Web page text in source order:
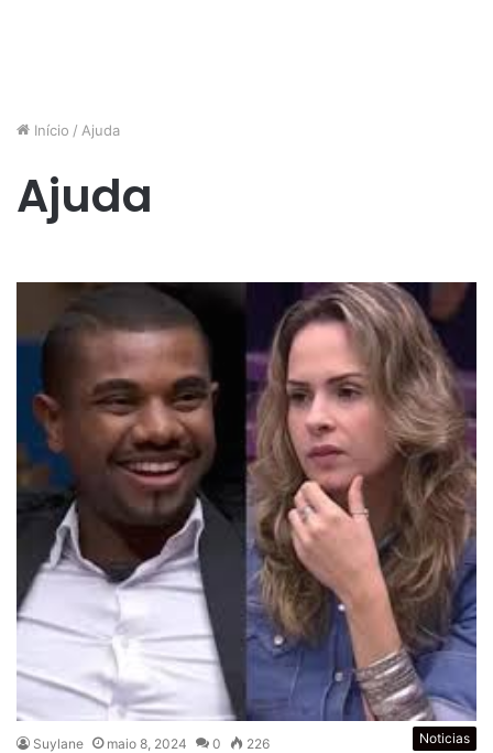
Início / Ajuda
Ajuda
Noticias
Suylane maio 8, 2024 0 226